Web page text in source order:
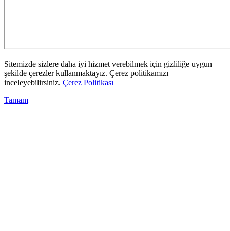
Sitemizde sizlere daha iyi hizmet verebilmek için gizliliğe uygun
şekilde çerezler kullanmaktayız. Çerez politikamızı
inceleyebilirsiniz. Çerez Politikası
Tamam